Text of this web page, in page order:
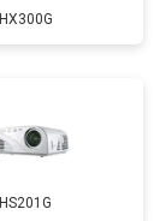
HX300G
HS201G